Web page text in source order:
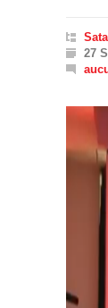
27